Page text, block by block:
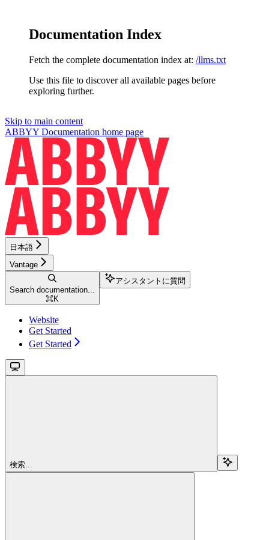
Documentation Index
Fetch the complete documentation index at: /llms.txt
Use this file to discover all available pages before
exploring further.
Skip to main content
ABBYY Documentation home page
日本語
Vantage
Search documentation...
⌘K
アシスタントに質問
Website
Get Started
Get Started
検索...